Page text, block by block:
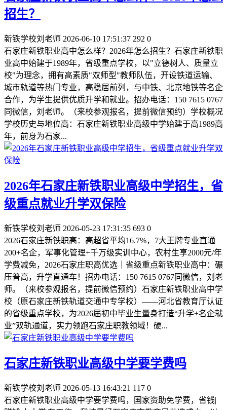
招生？
新铁学校刘老师 2026-06-10 17:51:37 292 0
石家庄新铁职业高中怎么样？2026年怎么招生？石家庄新铁职
业高中始建于1989年，省级重点学校，以"立德树人、质量立
校"为理念，拥有高素质"双师型"教师队伍，开设铁道运输、
城市轨道等热门专业，高稳居前列，与中铁、北京地铁等名企
合作，为学生提供优质升学和就业。招办电话：150 7615 0767
同微信，刘老师。（来校参观报名，提前微信预约）学校概况
学校历史与地位高：石家庄新铁职业高级中学始建于高1989高
年，前身为石家...
2026年石家庄新铁职业高级中学招生，省
级重点就业升学双保险
新铁学校刘老师 2026-05-23 17:31:35 693 0
2026石家庄新铁职高：高超省平均16.7%，7大王牌专业直通
200+名企，军事化管理+千万级实训中心，农村生享2000元/年
学费减免，2026石家庄职高优选｜省级重点新铁职业高中：碾
压普高，升学直通车！招办电话：150 7615 0767同微信，刘老
师。（来校参观报名，提前微信预约）石家庄新铁职业高中学
校（原石家庄新铁轨道交通中专学校）——河北省教育厅认证
的省级重点学校，为2026届初中毕业生量身打造“升学+名企就
业”双轨通道，实力领跑石家庄职教领域！硬...
石家庄新铁职业高级中学要学费吗
新铁学校刘老师 2026-05-13 16:43:21 117 0
石家庄新铁职业高级中学要学费吗，国家资助免学费，省钱|